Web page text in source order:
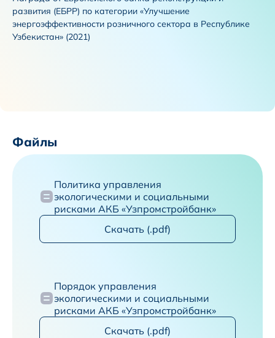
развития (ЕБРР) по категории «Улучшение
энергоэффективности розничного сектора в Республике
Узбекистан» (2021)
Файлы
Политика управления
экологическими и социальными
рисками АКБ «Узпромстройбанк»
Скачать (.pdf)
Порядок управления
экологическими и социальными
рисками АКБ «Узпромстройбанк»
Скачать (.pdf)